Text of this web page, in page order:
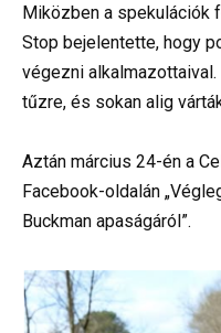
Miközben a spekulációk
Stop bejelentette, hogy
végezni
tűzre, és sokan alig
Aztán március 24-én a
Facebook-oldalán
Buckman apaságáról”.